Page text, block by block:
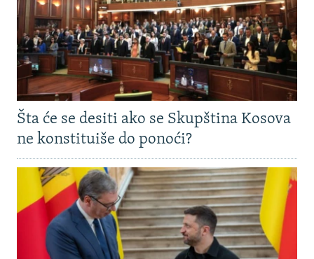
NASTANAK I RASPAD JUGOSLAVIJE
Šta će se desiti ako se Skupština Kosova
ne konstituiše do ponoći?